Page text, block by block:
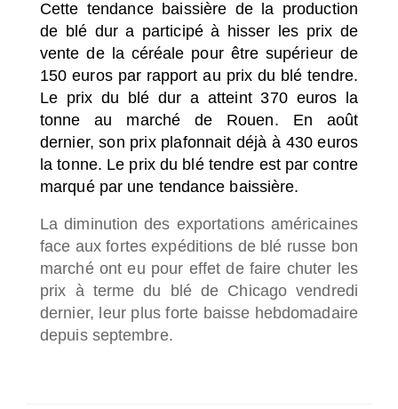
Cette tendance baissière de la production
de blé dur a participé à hisser les prix de
vente de la céréale pour être supérieur de
150 euros par rapport au prix du blé tendre.
Le prix du blé dur a atteint 370 euros la
tonne au marché de Rouen. En août
dernier, son prix plafonnait déjà à 430 euros
la tonne. Le prix du blé tendre est par contre
marqué par une tendance baissière.
La diminution des exportations américaines
face aux fortes expéditions de blé russe bon
marché ont eu pour effet de faire chuter les
prix à terme du blé de Chicago vendredi
dernier, leur plus forte baisse hebdomadaire
depuis septembre.